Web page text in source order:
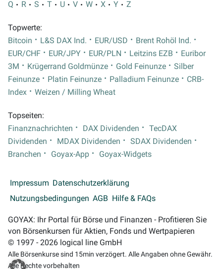
Q
R S T U V W X Y Z
Topwerte:
Bitcoin
L&S DAX Ind. EUR/USD
Brent Rohöl Ind.
EUR/CHF
EUR/JPY EUR/PLN Leitzins EZB
Euribor
3M
Krügerrand Goldmünze Gold Feinunze
Silber
Feinunze
Platin Feinunze Palladium Feinunze
CRB-
Index
Weizen / Milling Wheat
Topseiten:
Finanznachrichten
DAX Dividenden
TecDAX
Dividenden
MDAX Dividenden
SDAX Dividenden
Branchen
Goyax-App Goyax-Widgets
Impressum Datenschutzerklärung
Nutzungsbedingungen AGB Hilfe & FAQs
GOYAX: Ihr Portal für Börse und Finanzen - Profitieren Sie
von Börsenkursen für Aktien, Fonds und Wertpapieren
© 1997 - 2026 logical line GmbH
Alle Börsenkurse sind 15min verzögert. Alle Angaben ohne Gewähr.
Alle Rechte vorbehalten